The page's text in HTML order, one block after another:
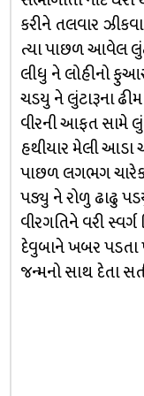
કરીને તલવાર
ત્યા પાછળ આવેલ
લીધુ ને લોહીનો
ચડયુ ને લુંટારૂના
વીરની આફત સામે
હથીયાર મેલી આડા
પાછળ લગભગ ચારેક
પડ્યુ ને રોળુ ઢાઢુ
વીરગતિને વરી
દેવુબાને ખબર પડતા
જન્મનો સાથ દેતા